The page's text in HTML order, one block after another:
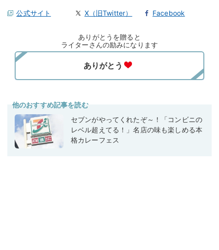
公式サイト X（旧Twitter） Facebook
ありがとうを贈ると
ライターさんの励みになります
他のおすすめ記事を読む
セブンがやってくれたぞ～！「コンビニの
レベル超えてる！」名店の味も楽しめる本
格カレーフェス